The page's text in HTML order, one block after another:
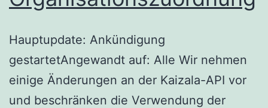
Hauptupdate: Ankündigung
gestartetAngewandt auf: Alle Wir nehmen
einige Änderungen an der Kaizala-API vor
und beschränken die Verwendung der